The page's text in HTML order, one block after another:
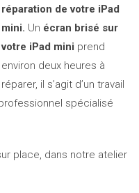
réparation de votre iPad
mini. Un écran brisé sur
votre iPad mini prend
environ deux heures à
réparer, il s’agit d’un travail
spécialisé
place, dans notre atelier